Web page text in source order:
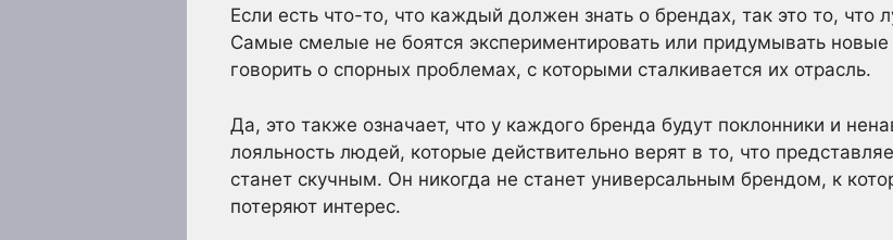
Если есть что-то, что каждый должен знать о брендах, так это то,
Самые смелые не боятся экспериментировать или придумывать
говорить о спорных проблемах, с которыми сталкивается их отрасль.
Да, это также означает, что у каждого бренда будут поклонники и
лояльность людей, которые действительно верят в то, что
станет скучным. Он никогда не станет универсальным брендом, к
потеряют интерес.